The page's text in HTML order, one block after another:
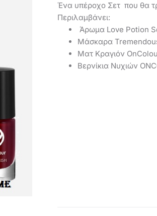
Ένα υπέροχο Σετ που θα
Περιλαμβάνει:
Άρωμα Love Potion
Μάσκαρα
Mατ Κραγιόν
Βερνίκια Νυχιών